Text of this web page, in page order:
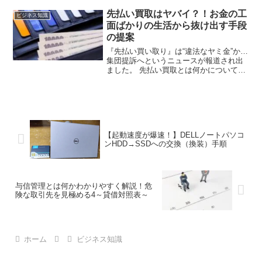
れない企業にとって大変手間がかかるの
で提言を書きました。
ビジネス知識
先払い買取はヤバイ？！お金の工
面ばかりの生活から抜け出す手段
の提案
『先払い買い取り』は“違法なヤミ金”か…
集団提訴へというニュースが報道され出
ました。 先払い買取とは何かについての
【起動速度が爆速！】DELLノートパソコ
ンHDD→SSDへの交換（換装）手順
与信管理とは何かわかりやすく解説！危
険な取引先を見極める4～貸借対照表～
ホーム ビジネス知識